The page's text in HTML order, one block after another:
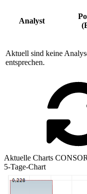
Analyst
Aktuell sind keine
entsprechen.
Aktuelle Charts
5-Tage-Chart